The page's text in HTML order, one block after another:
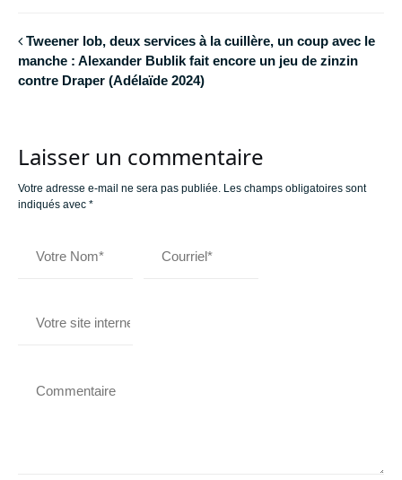
Tweener lob, deux services à la cuillère, un coup avec le
manche : Alexander Bublik fait encore un jeu de zinzin
contre Draper (Adélaïde 2024)
Laisser un commentaire
Votre adresse e-mail ne sera pas publiée. Les champs obligatoires sont
indiqués avec *